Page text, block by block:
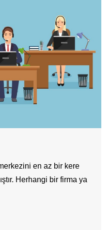
en az bir kere
Herhangi bir firma ya